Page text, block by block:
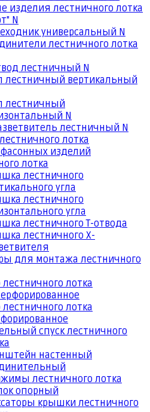
изделия лестничного лотка
N
универсальный N
лестничного лотка
лестничный N
лестничный вертикальный
лестничный
N
лестничный N
лотка
изделий
лотка
лестничного
угла
лестничного
угла
лестничного Т-отвода
лестничного Х-
для монтажа лестничного
лотка
лотка
спуск лестничного
настенный
лестничного лотка
опорный
крышки лестничного